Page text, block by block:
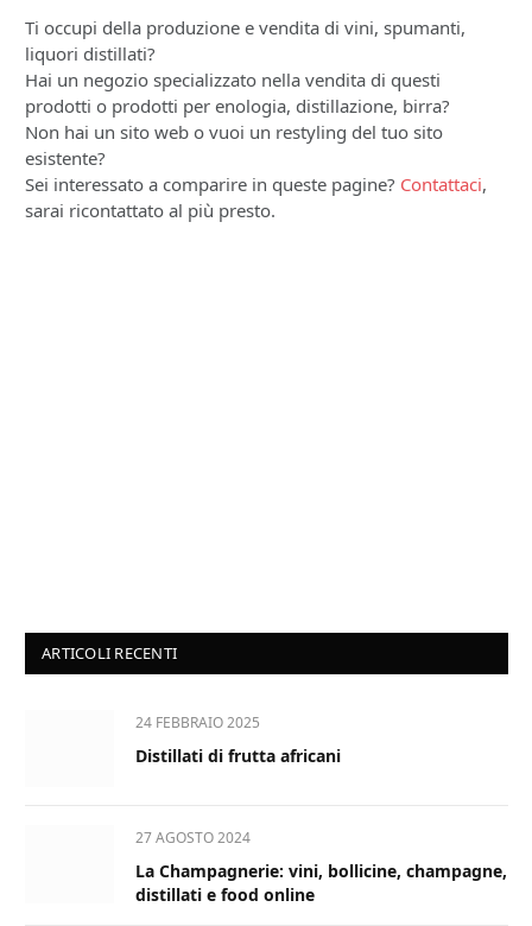
Ti occupi della produzione e vendita di vini, spumanti,
liquori distillati?
Hai un negozio specializzato nella vendita di questi
prodotti o prodotti per enologia, distillazione, birra?
Non hai un sito web o vuoi un restyling del tuo sito
esistente?
Sei interessato a comparire in queste pagine? Contattaci,
sarai ricontattato al più presto.
ARTICOLI RECENTI
24 FEBBRAIO 2025
Distillati di frutta africani
27 AGOSTO 2024
La Champagnerie: vini, bollicine, champagne,
distillati e food online